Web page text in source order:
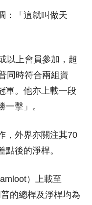
：「這就叫做天
以上會員參加，超
同時符合兩組資
軍。他亦上載一段
擊」。
，外界亦關注其70
後的淨桿。
）上載至
的總桿及淨桿均為